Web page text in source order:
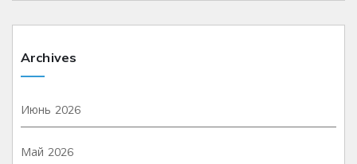
Archives
Июнь 2026
Май 2026